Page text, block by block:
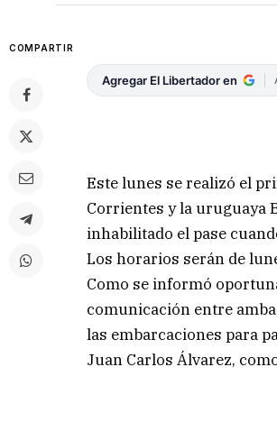
COMPARTIR
Agregar El Libertador en
Este lunes se realizó el
Corrientes y la uruguaya
inhabilitado el pase
Los horarios serán de
Como se informó
comunicación entre
las embarcaciones para
Juan Carlos Álvarez,